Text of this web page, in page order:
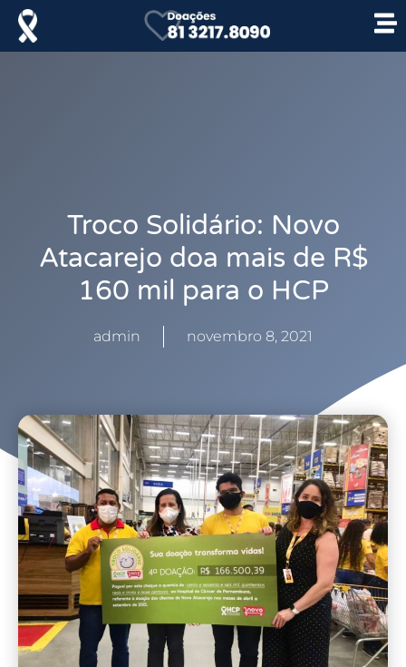
Troco Solidário: Novo
Atacarejo doa mais de R$
160 mil para o HCP
admin novembro 8, 2021